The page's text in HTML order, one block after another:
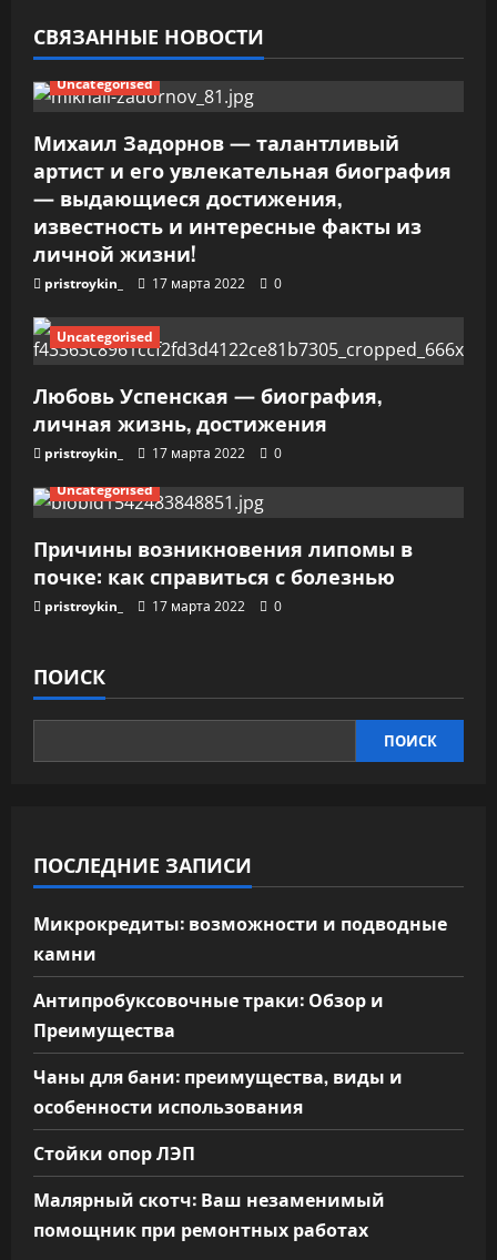
з
а
п
и
с
я
м
СВЯЗАННЫЕ НОВОСТИ
Uncategorised
Михаил Задорнов — талантливый
артист и его увлекательная биография
— выдающиеся достижения,
известность и интересные факты из
личной жизни!
pristroykin_ 17 марта 2022 0
Uncategorised
Любовь Успенская — биография,
личная жизнь, достижения
pristroykin_ 17 марта 2022
0
Uncategorised
Причины возникновения липомы в
почке: как справиться с болезнью
pristroykin_ 17 марта 2022 0
ПОИСК
ПОИСК
ПОСЛЕДНИЕ ЗАПИСИ
Микрокредиты: возможности и подводные
камни
Антипробуксовочные траки: Обзор и
Преимущества
Чаны для бани: преимущества, виды и
особенности использования
Стойки опор ЛЭП
Малярный скотч: Ваш незаменимый
помощник при ремонтных работах